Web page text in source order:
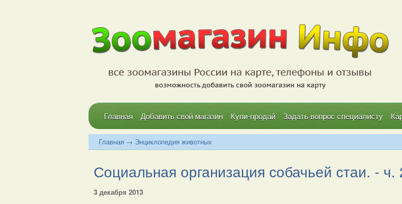
Главная Добавить свой магазин Купи-продай Задать вопрос специалисту
Главная → Энциклопедия животных
Социальная организация собачьей стаи. - ч.
3 декабря 2013